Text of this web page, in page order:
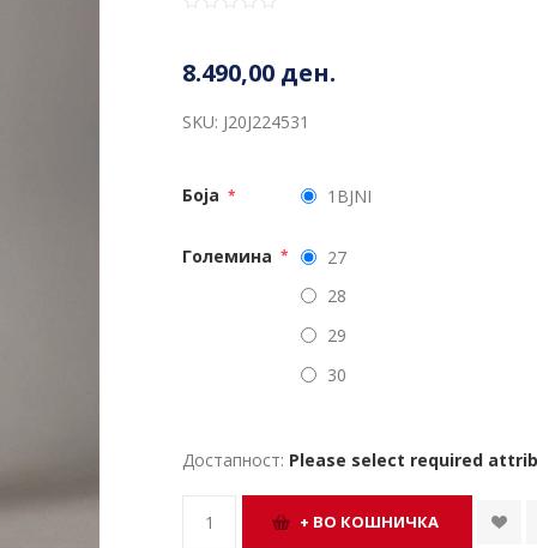
8.490,00 ден.
SKU: J20J224531
Боја * 1BJNI
Големина *
27
28
29
30
Достапност: Please select required